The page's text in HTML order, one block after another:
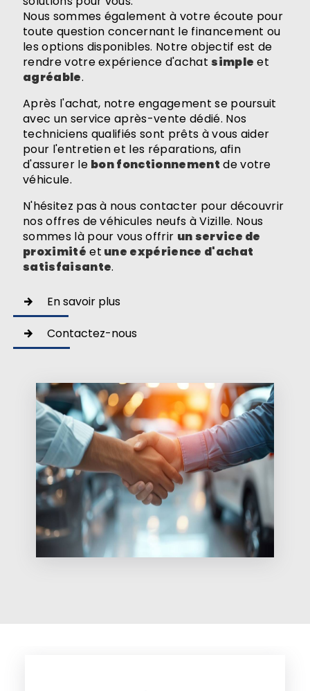
Nous sommes également à votre écoute pour
toute question concernant le financement ou
les options disponibles. Notre objectif est de
rendre votre expérience d'achatsimple et
agréable.
Après l'achat, notre engagement se poursuit
avec un service après-vente dédié. Nos
techniciens qualifiés sont prêts à vous aider
pour l'entretien et les réparations, afin
d'assurer le bon fonctionnement de votre
véhicule.
N'hésitez pas à nous contacter pour découvrir
nos offres de véhicules neufs à Vizille. Nous
sommes là pour vous offrir un service de
proximité et une expérience d'achat
satisfaisante.
En savoir plus
Contactez-nous